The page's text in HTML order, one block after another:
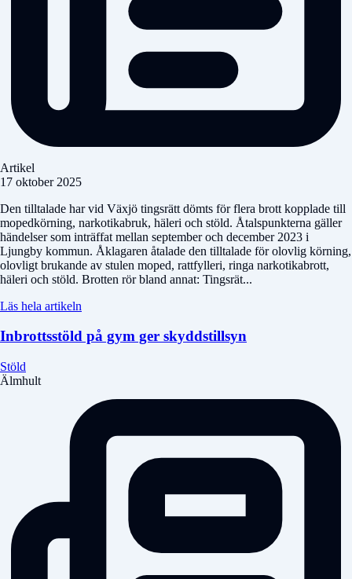
Artikel
17 oktober 2025
Den tilltalade har vid Växjö tingsrätt dömts för flera brott kopplade till
mopedkörning, narkotikabruk, häleri och stöld. Åtalspunkterna gäller
händelser som inträffat mellan september och december 2023 i
Ljungby kommun. Åklagaren åtalade den tilltalade för olovlig körning,
olovligt brukande av stulen moped, rattfylleri, ringa narkotikabrott,
häleri och stöld. Brotten rör bland annat: Tingsrät...
Läs hela artikeln
Inbrottsstöld på gym ger skyddstillsyn
Stöld
Älmhult